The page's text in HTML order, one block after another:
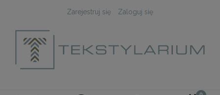
Zarejestruj się Zaloguj się